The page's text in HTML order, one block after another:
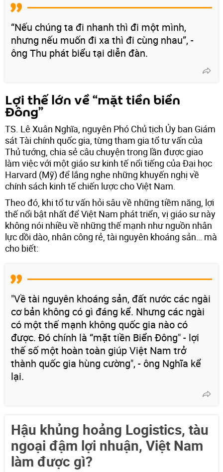
“Nếu chúng ta đi nhanh thì đi một mình,
nhưng nếu muốn đi xa thì đi cùng nhau”, -
ông Thu phát biểu tại diễn đàn.
Lợi thế lớn về “mặt tiền biển
Đông”
TS. Lê Xuân Nghĩa, nguyên Phó Chủ tịch Ủy ban Giám
sát Tài chính quốc gia, từng tham gia tổ tư vấn của
Thủ tướng, chia sẻ câu chuyện trong lần được giao
làm việc với một giáo sư kinh tế nổi tiếng của Đại học
Harvard (Mỹ) để lắng nghe những khuyến nghị về
chính sách kinh tế chiến lược cho Việt Nam.
Theo đó, khi tổ tư vấn hỏi sâu về những tiềm năng, lợi
thế nổi bật nhất để Việt Nam phát triển, vị giáo sư này
không nói nhiều về những thế mạnh như nguồn nhân
lực dồi dào, nhân công rẻ, tài nguyên khoáng sản… mà
cho biết:
"Về tài nguyên khoáng sản, đất nước các ngài
cơ bản không có gì đáng kể. Nhưng các ngài
có một thế mạnh không quốc gia nào có
được. Đó chính là “mặt tiền Biển Đông" - lợi
thế số một hoàn toàn giúp Việt Nam trở
thành quốc gia hùng cường", - ông Nghĩa kể
lại.
Hậu khủng hoảng Logistics, tàu
ngoại đậm lợi nhuận, Việt Nam
làm được gì?